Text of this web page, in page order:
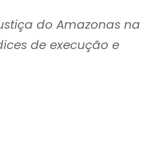
do Amazonas na
de execução e